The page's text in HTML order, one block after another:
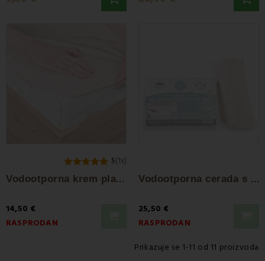
5(1x)
V
odootporna krem plahta s gumom na...
14,50 €
RASPRODAN
V
odootporna cerada s gumom po obodu krem EMI
25,50 €
RASPRODAN
Prikazuje se 1-11 od 11 proizvoda